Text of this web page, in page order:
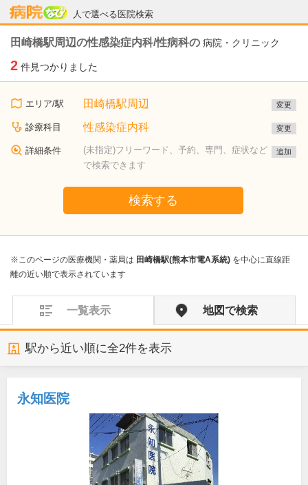
人で選べる医院検索
病院なび
田崎橋駅周辺の性感染症内科/性病科の 病院・クリニック
2 件見つかりました
エリア/駅 田崎橋駅周辺 変更
診療科目 性感染症内科 変更
詳細条件
(未指定)フリーワード、予約、専門、症状など
で検索できます
追加
検索する
※このページの医療機関・薬局は 田崎橋駅(熊本市電A系統) を中心に直線距
離の近い順で表示されています
一覧表示 地図で検索
駅から近い順に全2件を表示
永知医院